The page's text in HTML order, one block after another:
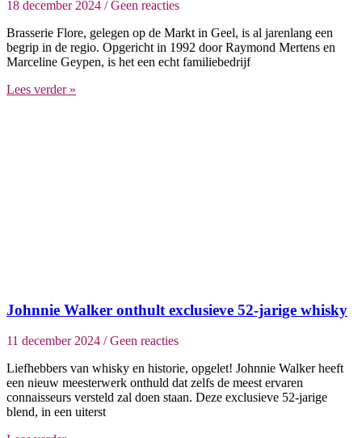
18 december 2024 Geen reacties
Brasserie Flore, gelegen op de Markt in Geel, is al jarenlang een
begrip in de regio. Opgericht in 1992 door Raymond Mertens en
Marceline Geypen, is het een echt familiebedrijf
Lees verder »
Johnnie Walker onthult exclusieve 52-jarige whisky
11 december 2024 Geen reacties
Liefhebbers van whisky en historie, opgelet! Johnnie Walker heeft
een nieuw meesterwerk onthuld dat zelfs de meest ervaren
connaisseurs versteld zal doen staan. Deze exclusieve 52-jarige
blend, in een uiterst